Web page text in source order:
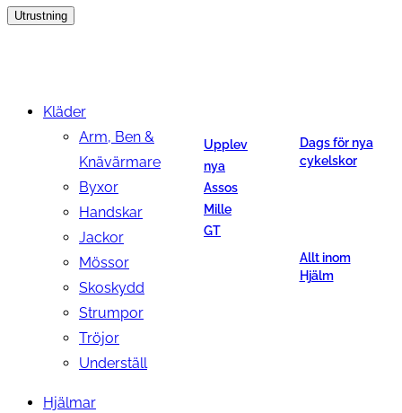
Utrustning
Kläder
Arm, Ben &
Knävärmare
Byxor
Handskar
Jackor
Mössor
Skoskydd
Strumpor
Tröjor
Underställ
Hjälmar
Upplev
nya
Assos
Mille
GT
Dags för nya
cykelskor
Allt inom
Hjälm